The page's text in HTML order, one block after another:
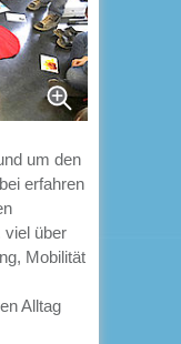
um den
erfahren
viel über
Mobilität
Alltag